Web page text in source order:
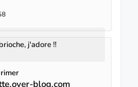
j'adore !!
blog.com